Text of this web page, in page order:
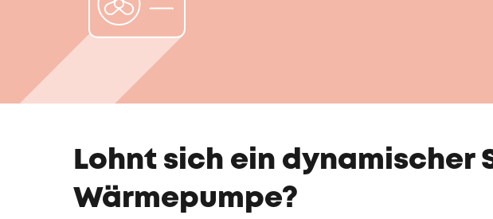
Lohnt sich ein
Wärmepumpe?